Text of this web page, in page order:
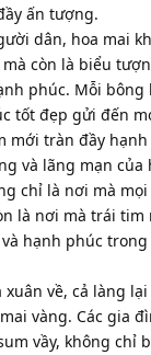
ấn tượng.
dân, hoa mai
còn là biểu
phúc. Mỗi
tốt đẹp gửi đến
mới tràn đầy
và lãng mạn của
chỉ là nơi mà
là nơi mà trái tim
hạnh phúc
về, cả làng
vàng. Các gia
vầy, không chỉ